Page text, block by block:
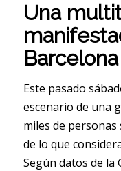
Una
Barcelona
Este pasado
escenario de una
miles de
de lo que
Según datos de la